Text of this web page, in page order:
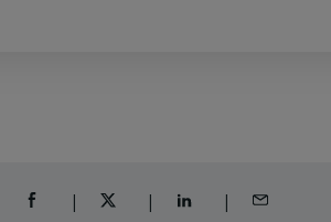
AUF FACEBOOK TEILEN (ÖFFNET EIN
AUF TWITTER TEILEN (ÖFFNET
AUF LINKEDINPER E-